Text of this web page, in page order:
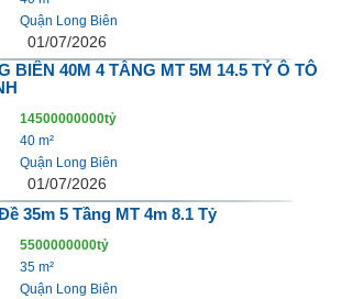
Quận Long Biên
01/07/2026
BIÊN 40M 4 TẦNG MT 5M 14.5 TỶ Ô TÔ
14500000000tỷ
40 m²
Quận Long Biên
01/07/2026
35m 5 Tầng MT 4m 8.1 Tỷ
5500000000tỷ
35 m²
Quận Long Biên